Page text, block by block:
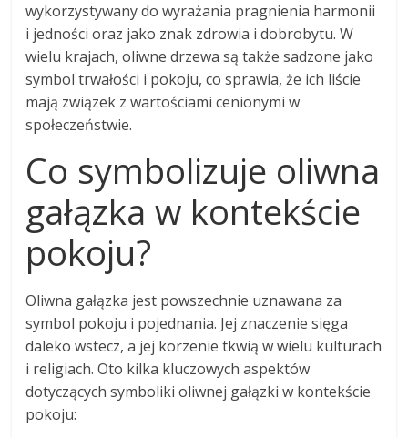
wykorzystywany do wyrażania pragnienia harmonii
i jedności oraz jako znak zdrowia i dobrobytu. W
wielu krajach, oliwne drzewa są także sadzone jako
symbol trwałości i pokoju, co sprawia, że ich liście
mają związek z wartościami cenionymi w
społeczeństwie.
Co symbolizuje oliwna
gałązka w kontekście
pokoju?
Oliwna gałązka jest powszechnie uznawana za
symbol pokoju i pojednania. Jej znaczenie sięga
daleko wstecz, a jej korzenie tkwią w wielu kulturach
i religiach. Oto kilka kluczowych aspektów
dotyczących symboliki oliwnej gałązki w kontekście
pokoju: